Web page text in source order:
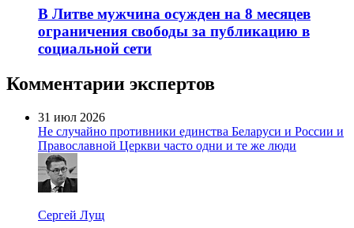
В Литве мужчина осужден на 8 месяцев
ограничения свободы за публикацию в
социальной сети
Комментарии экспертов
31 июл 2026
Не случайно противники единства Беларуси и России и
Православной Церкви часто одни и те же люди
Сергей Лущ